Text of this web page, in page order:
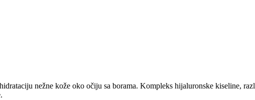
nežne kože oko očiju sa borama. Kompleks hijaluronske kiseline,